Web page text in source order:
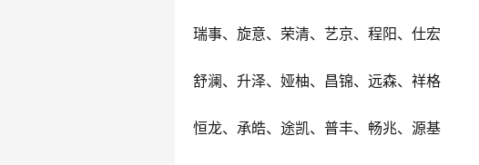
瑞事、旋意、荣清、艺京、程阳、仕宏
舒澜、升泽、娅柚、昌锦、远森、祥格
恒龙、承皓、途凯、普丰、畅兆、源基